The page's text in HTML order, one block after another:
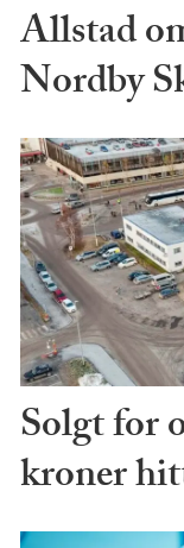
Allstad
Nordby
Solgt for
kroner